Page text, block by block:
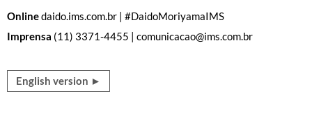
Onlinedaido.ims.com.br | #DaidoMoriyamaIMS
Imprensa (11) 3371-4455 | comunicacao@ims.com.br
English version ►